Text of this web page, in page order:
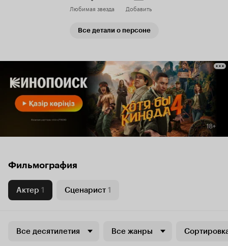
Любимая звезда Добавить
Все детали о персоне
Фильмография
Актер 1 Сценарист 1
Все десятилетия Все жанры